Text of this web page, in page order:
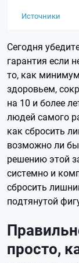
Источники
Сегодня
гарантия если
то, как
здоровьем,
на 10 и более
людей самого
как сбросить
возможно ли
решению этой
системно и
сбросить
подтянутой
просто,